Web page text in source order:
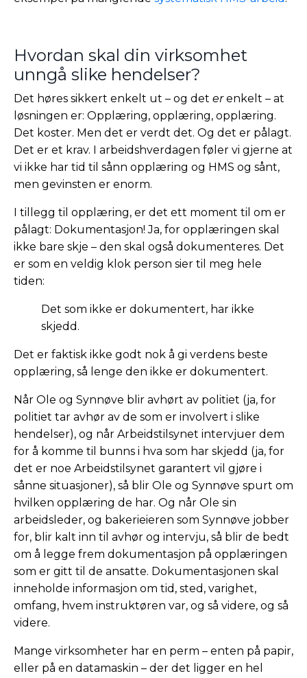
Hvordan skal din virksomhet
unngå slike hendelser?
Det høres sikkert enkelt ut – og det erenkelt – at
løsningen er: Opplæring, opplæring, opplæring.
Det koster. Men det er verdt det. Og det er pålagt.
Det er et krav. I arbeidshverdagen føler vi gjerne at
vi ikke har tid til sånn opplæring og HMS og sånt,
men gevinsten er enorm.
I tillegg til opplæring, er det ett moment til om er
pålagt: Dokumentasjon! Ja, for opplæringen skal
ikke bare skje – den skal også dokumenteres. Det
er som en veldig klok person sier til meg hele
tiden:
Det som ikke er dokumentert, har ikke
skjedd.
Det er faktisk ikke godt nok å gi verdens beste
opplæring, så lenge den ikke er dokumentert.
Når Ole og Synnøve blir avhørt av politiet (ja, for
politiet tar avhør av de som er involvert i slike
hendelser), og når Arbeidstilsynet intervjuer dem
for å komme til bunns i hva som har skjedd (ja, for
det er noe Arbeidstilsynet garantert vil gjøre i
sånne situasjoner), så blir Ole og Synnøve spurt om
hvilken opplæring de har. Og når Ole sin
arbeidsleder, og bakerieieren som Synnøve jobber
for, blir kalt inn til avhør og intervju, så blir de bedt
om å legge frem dokumentasjon på opplæringen
som er gitt til de ansatte. Dokumentasjonen skal
inneholde informasjon om tid, sted, varighet,
omfang, hvem instruktøren var, og så videre, og så
videre.
Mange virksomheter har en perm – enten på papir,
eller på en datamaskin – der det ligger en hel